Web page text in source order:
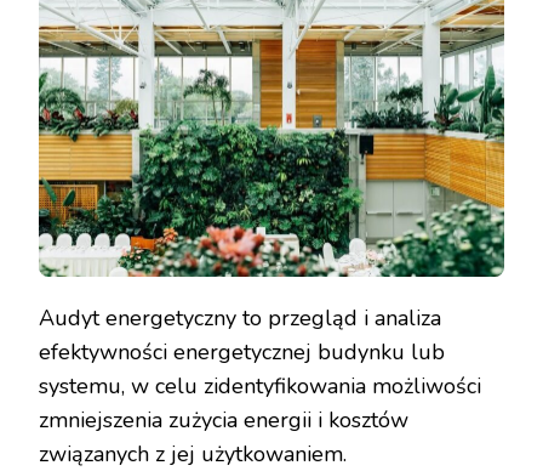
Audyt energetyczny to przegląd i analiza
efektywności energetycznej budynku lub
systemu, w celu zidentyfikowania możliwości
zmniejszenia zużycia energii i kosztów
związanych z jej użytkowaniem.